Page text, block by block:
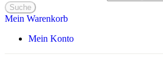
Suche
Mein Warenkorb
Mein Konto